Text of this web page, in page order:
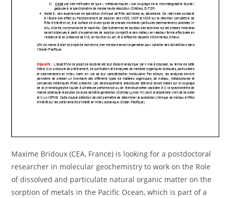
Maxime Bridoux (CEA, France) is looking for a postdoctoral
researcher in molecular geochemistry to work on the Role
of dissolved and particulate natural organic matter on the
sorption of metals in the Pacific Ocean, which is part of a